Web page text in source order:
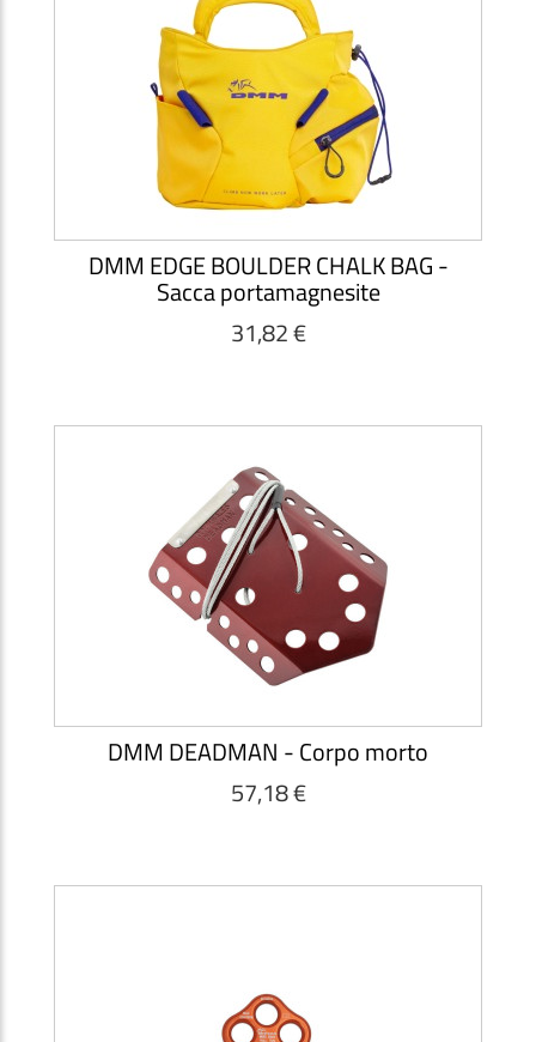
DMM EDGE BOULDER CHALK BAG -
Sacca portamagnesite
31,82 €
DMM DEADMAN - Corpo morto
57,18 €